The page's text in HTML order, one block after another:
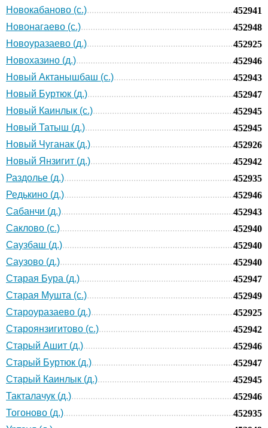
Новокабаново (с.)
452941
Новонагаево (с.)
452948
Новоуразаево (д.)
452925
Новохазино (д.)
452946
Новый Актанышбаш (с.)
452943
Новый Буртюк (д.)
452947
Новый Каинлык (с.)
452945
Новый Татыш (д.)
452945
Новый Чуганак (д.)
452926
Новый Янзигит (д.)
452942
Раздолье (д.)
452935
Редькино (д.)
452946
Сабанчи (д.)
452943
Саклово (с.)
452940
Саузбаш (д.)
452940
Саузово (д.)
452940
Старая Бура (д.)
452947
Старая Мушта (с.)
452949
Староуразаево (д.)
452925
Староянзигитово (с.)
452942
Старый Ашит (д.)
452946
Старый Буртюк (д.)
452947
Старый Каинлык (д.)
452945
Такталачук (д.)
452946
Тогоново (д.)
452935